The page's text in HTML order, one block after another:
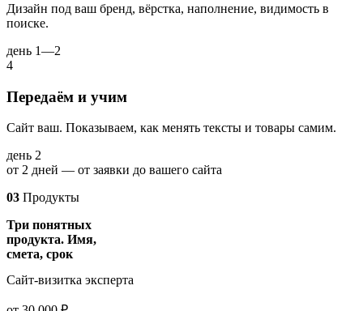
Дизайн под ваш бренд, вёрстка, наполнение, видимость в
поиске.
день 1—2
4
Передаём и учим
Сайт ваш. Показываем, как менять тексты и товары самим.
день 2
от 2 дней — от заявки до вашего сайта
03 Продукты
Три понятных
продукта. Имя,
смета, срок
Сайт-визитка эксперта